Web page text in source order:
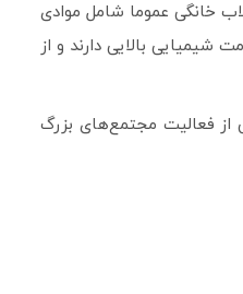
خانگی عموما شامل موادی
بالایی دارند و از
از فعالیت مجتمع‌های بزرگ